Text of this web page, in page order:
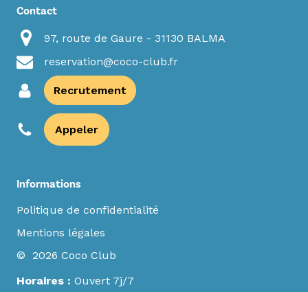
Contact
97, route de Gaure - 31130 BALMA
reservation@coco-club.fr
Recrutement
Appeler
Informations
Politique de confidentialité
Mentions légales
© 2026 Coco Club
Horaires : Ouvert 7j/7